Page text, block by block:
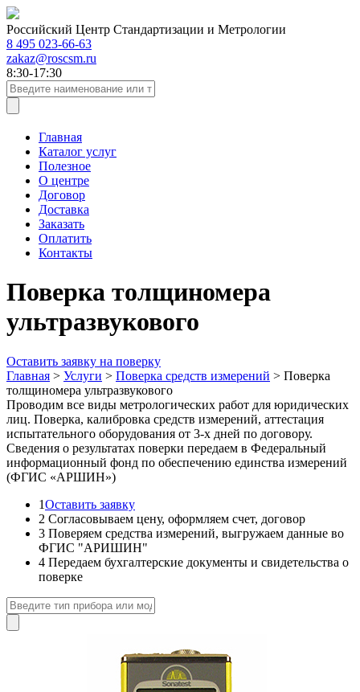
Российский Центр Стандартизации и Метрологии
8 495 023-66-63
zakaz@roscsm.ru
8:30-17:30
Главная
Каталог услуг
Полезное
О центре
Договор
Доставка
Заказать
Оплатить
Контакты
Поверка толщиномера
ультразвукового
Оставить заявку на поверку
Главная > Услуги > Поверка средств измерений > Поверка
толщиномера ультразвукового
Проводим все виды метрологических работ для юридических
лиц. Поверка, калибровка средств измерений, аттестация
испытательного оборудования от 3-х дней по договору.
Сведения о результатах поверки передаем в Федеральный
информационный фонд по обеспечению единства измерений
(ФГИС «АРШИН»)
1Оставить заявку
2 Согласовываем цену, оформляем счет, договор
3 Поверяем средства измерений, выгружаем данные во
ФГИС "АРИШИН"
4 Передаем бухгалтерские документы и свидетельства о
поверке